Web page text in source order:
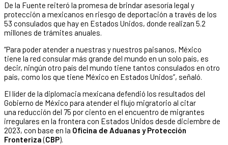
De la Fuente reiteró la promesa de brindar asesoría legal y
protección a mexicanos en riesgo de deportación a través de los
53 consulados que hay en Estados Unidos, donde realizan 5.2
millones de trámites anuales.
“Para poder atender a nuestras y nuestros paisanos, México
tiene la red consular más grande del mundo en un solo país, es
decir, ningún otro país del mundo tiene tantos consulados en otro
país, como los que tiene México en Estados Unidos”, señaló.
El líder de la diplomacia mexicana defendió los resultados del
Gobierno de México para atender el flujo migratorio al citar
una reducción del 75 por ciento en el encuentro de migrantes
irregulares en la frontera con Estados Unidos desde diciembre de
2023, con base en la Oficina de Aduanas y Protección
Fronteriza(CBP).